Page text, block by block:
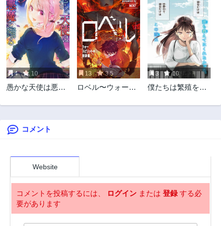
4 10
愚かな天使は悪魔
13 3.5
ロベル〜ウォース
者〜
3 10
僕たちは繁殖をや
コメント
Website
コメントを投稿するには、 ログイン または 登録する必
要があります